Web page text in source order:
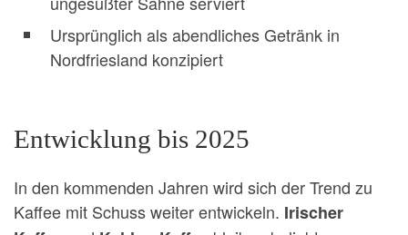
Ursprünglich als abendliches Getränk in
Nordfriesland konzipiert
Entwicklung bis 2025
In den kommenden Jahren wird sich der Trend zu
Kaffee mit Schuss weiter entwickeln. Irischer